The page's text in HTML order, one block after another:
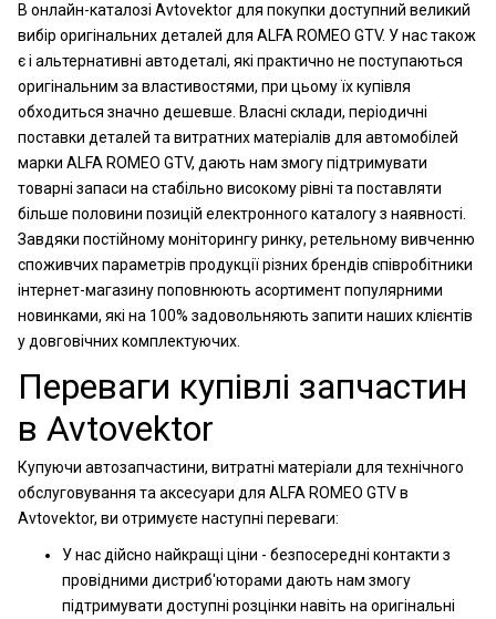
В онлайн-каталозі Avtovektor для покупки доступний великий
вибір оригінальних деталей для ALFA ROMEO GTV. У нас також
є і альтернативні автодеталі, які практично не поступаються
оригінальним за властивостями, при цьому їх купівля
обходиться значно дешевше. Власні склади, періодичні
поставки деталей та витратних матеріалів для автомобілей
марки ALFA ROMEO GTV, дають нам змогу підтримувати
товарні запаси на стабільно високому рівні та поставляти
більше половини позицій електронного каталогу з наявності.
Завдяки постійному моніторингу ринку, ретельному вивченню
споживчих параметрів продукції різних брендів співробітники
інтернет-магазину поповнюють асортимент популярними
новинками, які на 100% задовольняють запити наших клієнтів
у довговічних комплектуючих.
Переваги купівлі запчастин
в Avtovektor
Купуючи автозапчастини, витратні матеріали для технічного
обслуговування та аксесуари для ALFA ROMEO GTV в
Avtovektor, ви отримуєте наступні переваги:
У нас дійсно найкращі ціни - безпосередні контакти з
провідними дистриб'юторами дають нам змогу
підтримувати доступні розцінки навіть на оригінальні